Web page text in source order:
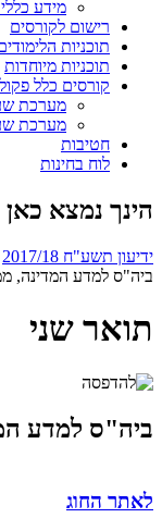
מידע
רישום לקורסים
תוכניות
תוכניות מיוחדות
קורסים כלל
מערכת
מערכת
חטיבות
לוח בחינות
הינך נמצא כאן
ידיעון תשע"ח 2017/18
ביה"ס למדע המדינה,
תואר שני
ביה"ס למדע
לאתר החוג